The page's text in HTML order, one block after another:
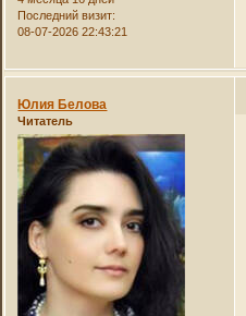
Последний визит:
08-07-2026 22:43:21
Юлия Белова
Читатель